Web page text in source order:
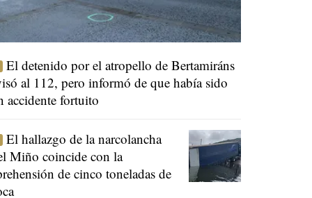
El detenido por el atropello de Bertamiráns
al 112, pero informó de que había sido
accidente fortuito
El hallazgo de la narcolancha
Miño coincide con la
de cinco toneladas de